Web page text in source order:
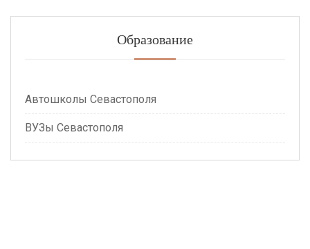
Образование
Автошколы Севастополя
ВУЗы Севастополя